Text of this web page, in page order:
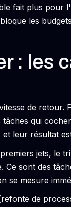
fait plus pour
les
: les
de retour.
qui
leur résultat
jets, le
Ce sont des
se mesure
de